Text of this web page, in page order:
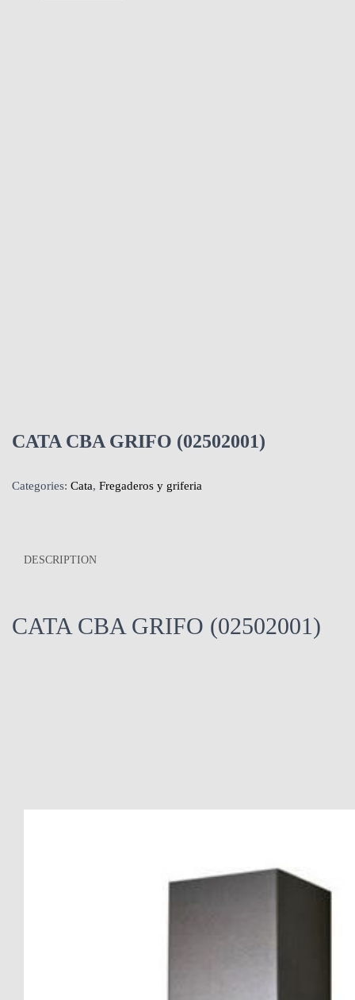
CATA CBA GRIFO (02502001)
Categories: Cata, Fregaderos y griferia
DESCRIPTION
CATA CBA GRIFO (02502001)